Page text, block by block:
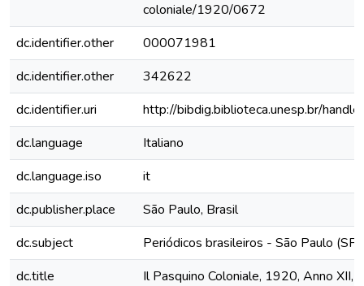
coloniale/1920/0672
dc.identifier.other
000071981
dc.identifier.other
342622
dc.identifier.uri
http://bibdig.biblioteca.unesp.br/
dc.language
Italiano
dc.language.iso
it
dc.publisher.place
São Paulo, Brasil
dc.subject
Periódicos brasileiros - São Paulo (SP)
dc.title
Il Pasquino Coloniale, 1920, Anno XII,